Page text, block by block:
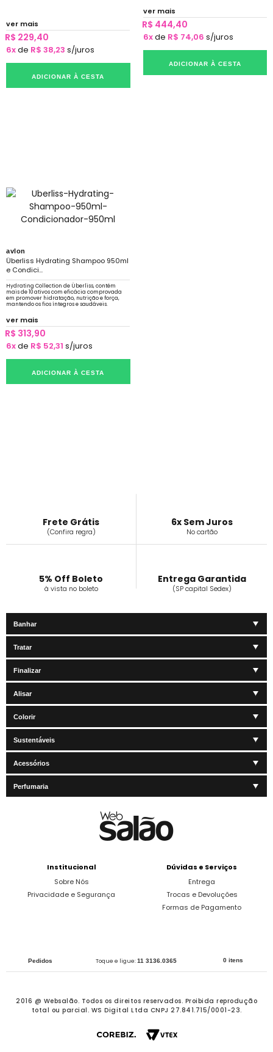
ver mais
R$ 229,40
6xde R$ 38,23 s/juros
ADICIONAR À CESTA
ver mais
R$ 444,40
6xde R$ 74,06 s/juros
ADICIONAR À CESTA
avlon
Überliss Hydrating Shampoo 950ml
e Condici...
Hydrating Collection de Überliss, contém
mais de 10 ativos com eficácia comprovada
em promover hidratação, nutrição e força,
mantendo os fios íntegros e saudáveis.
ver mais
R$ 313,90
6xde R$ 52,31 s/juros
ADICIONAR À CESTA
Frete Grátis
(Confira regra)
6x Sem Juros
No cartão
5% Off Boleto
à vista no boleto
Entrega Garantida
(SP capital Sedex)
Banhar
Tratar
Finalizar
Alisar
Colorir
Sustentáveis
Acessórios
Perfumaria
Institucional
Sobre Nós
Privacidade e Segurança
Dúvidas e Serviços
Entrega
Trocas e Devoluções
Formas de Pagamento
Pedidos Toque e ligue:11 3136.0365 0 itens
2016 @ Websalão. Todos os direitos reservados. Proibida reprodução
total ou parcial. WS Digital Ltda CNPJ 27.841.715/0001-23.